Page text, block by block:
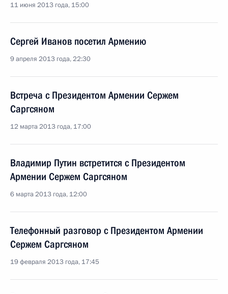
11 июня 2013 года, 15:00
Сергей Иванов посетил Армению
9 апреля 2013 года, 22:30
Встреча с Президентом Армении Сержем
Саргсяном
12 марта 2013 года, 17:00
Владимир Путин встретится с Президентом
Армении Сержем Саргсяном
6 марта 2013 года, 12:00
Телефонный разговор с Президентом Армении
Сержем Саргсяном
19 февраля 2013 года, 17:45